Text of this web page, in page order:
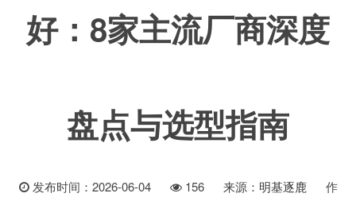
好：8家主流厂商深度
盘点与选型指南
发布时间：2026-06-04 156 来源： 明基逐鹿
作